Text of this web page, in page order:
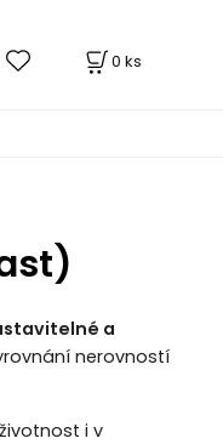
0 ks
a
nerovností
i v